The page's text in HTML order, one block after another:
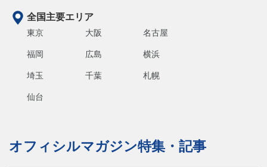
全国主要エリア
東京 大阪 名古屋
福岡 広島 横浜
埼玉 千葉 札幌
仙台
オフィシルマガジン特集・記事